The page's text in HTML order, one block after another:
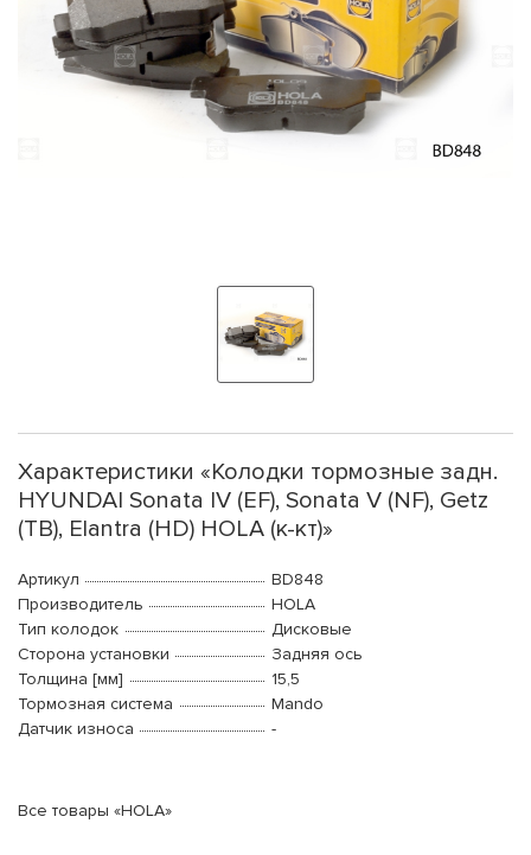
Характеристики «Колодки тормозные задн.
HYUNDAI Sonata IV (EF), Sonata V (NF), Getz
(TB), Elantra (HD) HOLA (к-кт)»
Артикул
BD848
Производитель
HOLA
Тип колодок
Дисковые
Сторона установки
Задняя ось
Толщина [мм]
15,5
Тормозная система
Mando
Датчик износа
-
Все товары «HOLA»